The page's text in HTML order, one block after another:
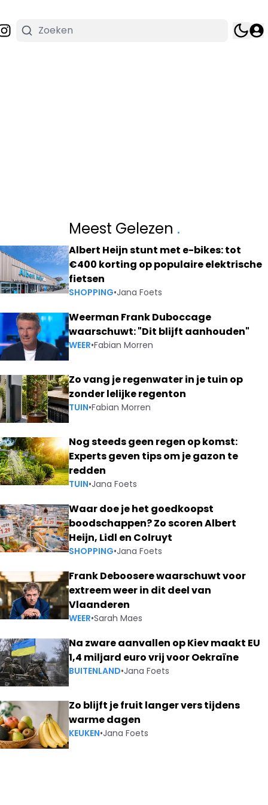
Meest Gelezen .
Albert Heijn stunt met e-bikes: tot
€400 korting op populaire elektrische
fietsen
SHOPPING•Jana Foets
Weerman Frank Duboccage
waarschuwt: "Dit blijft aanhouden"
WEER•Fabian Morren
Zo vang je regenwater in je tuin op
zonder lelijke regenton
TUIN•Fabian Morren
Nog steeds geen regen op komst:
Experts geven tips om je gazon te
redden
TUIN•Jana Foets
Waar doe je het goedkoopst
boodschappen? Zo scoren Albert
Heijn, Lidl en Colruyt
SHOPPING•Jana Foets
Frank Deboosere waarschuwt voor
extreem weer in dit deel van
Vlaanderen
WEER•Sarah Maes
Na zware aanvallen op Kiev maakt EU
1,4 miljard euro vrij voor Oekraïne
BUITENLAND•Jana Foets
Zo blijft je fruit langer vers tijdens
warme dagen
KEUKEN•Jana Foets
MEERDERHEID IN BRITS